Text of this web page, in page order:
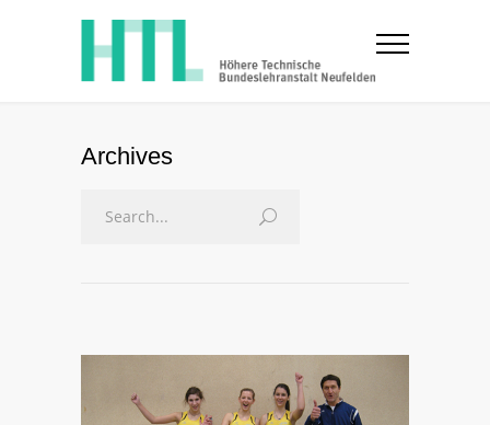
Archives